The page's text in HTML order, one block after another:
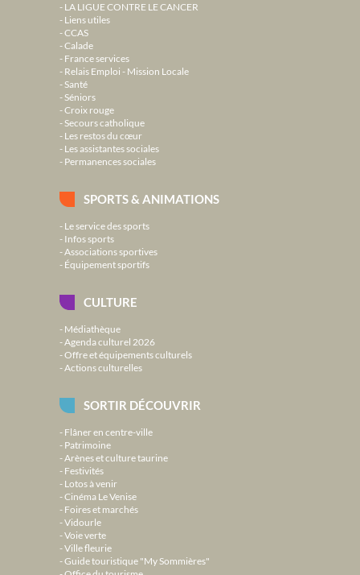
LA LIGUE CONTRE LE CANCER
Liens utiles
CCAS
Calade
France services
Relais Emploi - Mission Locale
Santé
Séniors
Croix rouge
Secours catholique
Les restos du cœur
Les assistantes sociales
Permanences sociales
SPORTS & ANIMATIONS
Le service des sports
Infos sports
Associations sportives
Équipement sportifs
CULTURE
Médiathèque
Agenda culturel 2026
Offre et équipements culturels
Actions culturelles
SORTIR DÉCOUVRIR
Flâner en centre-ville
Patrimoine
Arènes et culture taurine
Festivités
Lotos à venir
Cinéma Le Venise
Foires et marchés
Vidourle
Voie verte
Ville fleurie
Guide touristique "My Sommières"